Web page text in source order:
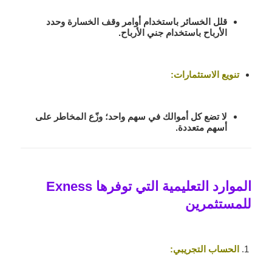
قلل الخسائر باستخدام أوامر وقف الخسارة وحدد
الأرباح باستخدام جني الأرباح.
تنويع الاستثمارات:
لا تضع كل أموالك في سهم واحد؛ وزّع المخاطر على
أسهم متعددة.
الموارد التعليمية التي توفرها Exness
للمستثمرين
الحساب التجريبي: